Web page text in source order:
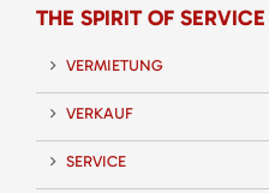
THE SPIRIT OF SERVICE
VERMIETUNG
VERKAUF
SERVICE